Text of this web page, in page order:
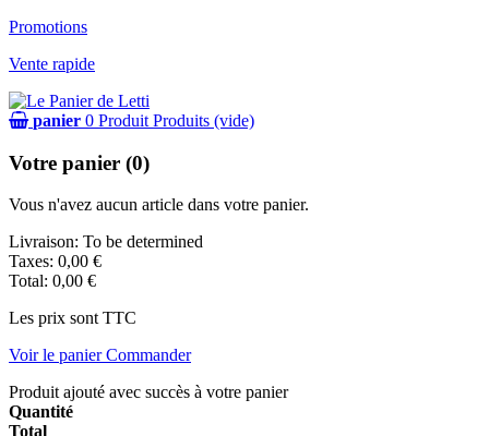
Promotions
Vente rapide
panier 0 Produit Produits (vide)
Votre panier (0)
Vous n'avez aucun article dans votre panier.
Livraison: To be determined
Taxes: 0,00 €
Total: 0,00 €
Les prix sont TTC
Voir le panier Commander
Produit ajouté avec succès à votre panier
Quantité
Total